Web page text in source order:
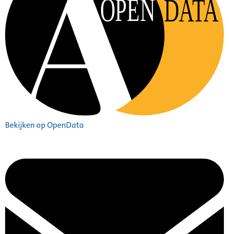
OPEN DATA
Bekijken op OpenData